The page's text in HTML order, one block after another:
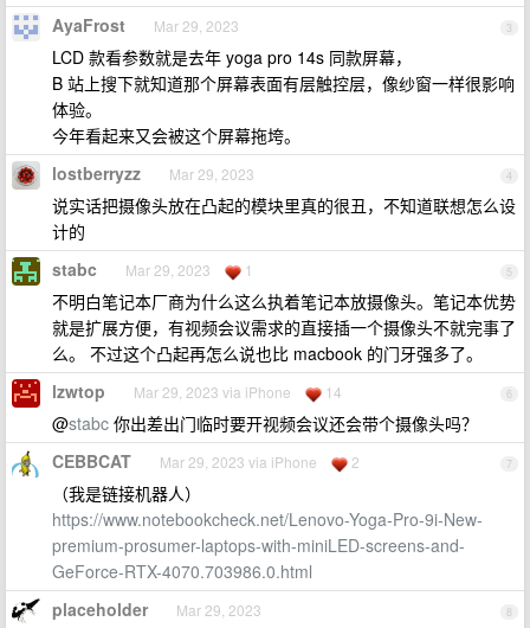
3
AyaFrost Mar 29, 2023
LCD 款看参数就是去年 yoga pro 14s 同款屏幕，
B 站上搜下就知道那个屏幕表面有层触控层，像纱窗一样很影响
体验。
今年看起来又会被这个屏幕拖垮。
4
lostberryzz Mar 29, 2023
说实话把摄像头放在凸起的模块里真的很丑，不知道联想怎么设
计的
5
stabc Mar 29, 2023 1
不明白笔记本厂商为什么这么执着笔记本放摄像头。笔记本优势
就是扩展方便，有视频会议需求的直接插一个摄像头不就完事了
么。 不过这个凸起再怎么说也比 macbook 的门牙强多了。
6
lzwtop Mar 29, 2023 via iPhone 14
@stabc 你出差出门临时要开视频会议还会带个摄像头吗？
7
CEBBCAT Mar 29, 2023 via iPhone 2
（我是链接机器人）
https://www.notebookcheck.net/Lenovo-Yoga-Pro-9i-New-
premium-prosumer-laptops-with-miniLED-screens-and-
GeForce-RTX-4070.703986.0.html
8
placeholder Mar 29, 2023